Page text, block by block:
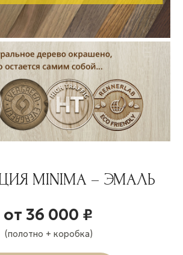
MINIMA – ЭМАЛЬ
от 36 000 ₽
(полотно + коробка)